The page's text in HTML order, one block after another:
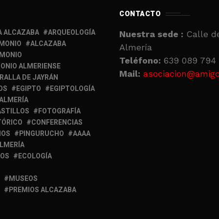
ALCAZABA
ARQUEOLOGÍA
ALCAZABA
ALMERIENSE
DE JAYRÁN
EGIPTO
EGIPTOLOGÍA
FOTOGRAFÍA
CONFERENCIAS
PINGURUCHO
AAAA
ECOLOGÍA
MUSEOS
PREMIOS ALCAZABA
CONTACTO
Nuestra sede : Calle
Almería
Teléfono: 639 089
Mail: